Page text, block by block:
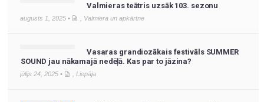
Valmieras teātris uzsāk 103. sezonu
augusts 1, 2025 • Valmiera un apkārtne
Vasaras grandiozākais festivāls SUMMER
SOUND jau nākamajā nedēļā. Kas par to jāzina?
jūlijs 24, 2025 • Liepāja